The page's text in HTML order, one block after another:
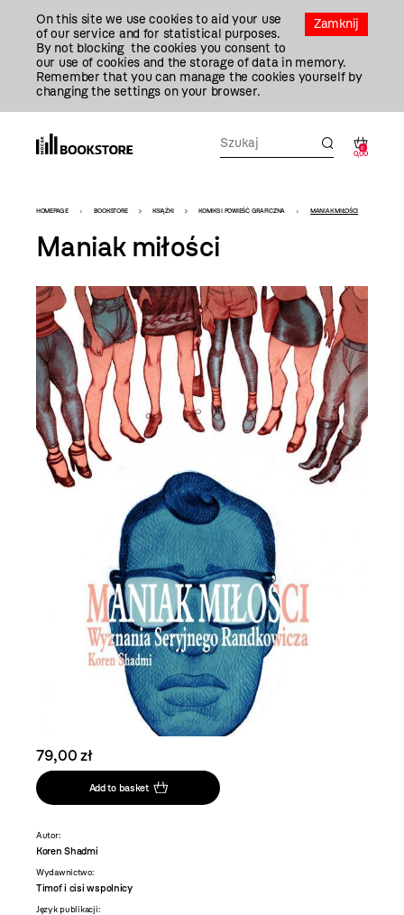
Zamknij
On this site we use cookies to aid your use
of our service and for statistical purposes.
By not blocking the cookies you consent to
our use of cookies and the storage of data in memory.
Remember that you can manage the cookies yourself by
changing the settings on your browser.
0
0,00
Bookstore
-
szablon
szczegóły
HOMEPAGE BOOKSTORE KSIĄŻKI KOMIKS I POWIEŚĆ GRAFICZNA MANIAK MIŁOŚCI
Maniak miłości
79,00 zł
Add to basket
Autor:
Koren Shadmi
Wydawnictwo:
Timof i cisi wspolnicy
Język publikacji: